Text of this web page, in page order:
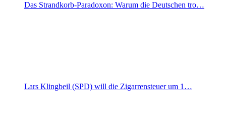
Das Strandkorb-Paradoxon: Warum die Deutschen tro…
Lars Klingbeil (SPD) will die Zigarrensteuer um 1…